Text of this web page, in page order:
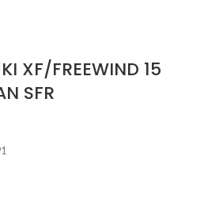
XF/FREEWIND 15
SFR